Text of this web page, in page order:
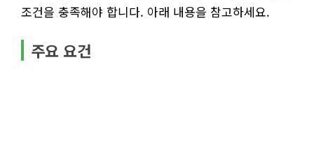
조건을 충족해야 합니다. 아래 내용을 참고하세요.
주요 요건